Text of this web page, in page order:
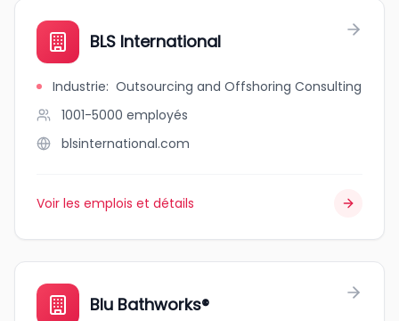
BLS International
Industrie: Outsourcing and Offshoring Consulting
1001-5000 employés
blsinternational.com
Voir les emplois et détails
Blu Bathworks®️